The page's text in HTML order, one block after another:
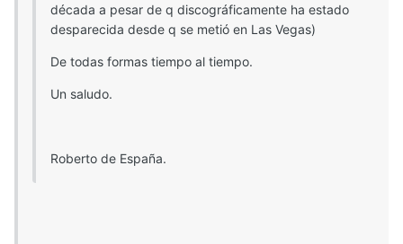
década a pesar de q discográficamente ha estado
desparecida desde q se metió en Las Vegas)
De todas formas tiempo al tiempo.
Un saludo.
Roberto de España.